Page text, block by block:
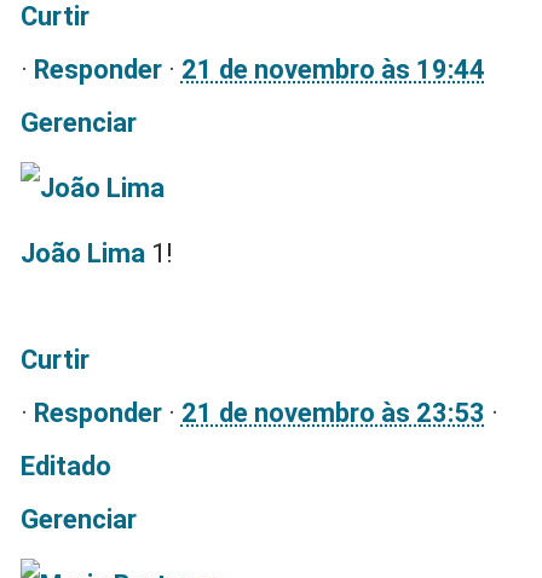
Curtir
· Responder· 21 de novembro às 19:44
Gerenciar
João Lima 1!
Curtir
· Responder· 21 de novembro às 23:53 ·
Editado
Gerenciar